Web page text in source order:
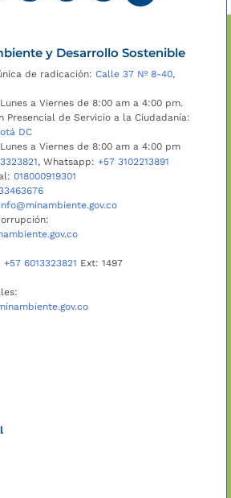
y Desarrollo Sostenible
de radicación: Calle 37 Nº 8-40,
a Viernes de 8:00 am a 4:00 pm.
Presencial de Servicio a la Ciudadanía:
DC
a Viernes de 8:00 am a 4:00 pm
, Whatsapp: +57 3102213891
018000919301
info@minambiente.gov.co
+57 6013323821 Ext: 1497